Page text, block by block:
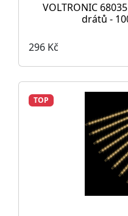
VOLTRONIC
drátů -
296 Kč
TOP